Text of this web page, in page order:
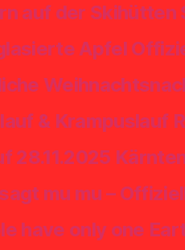
auf der
Apfel
& Krampuslauf
28.11.2025
mu mu –
have only one